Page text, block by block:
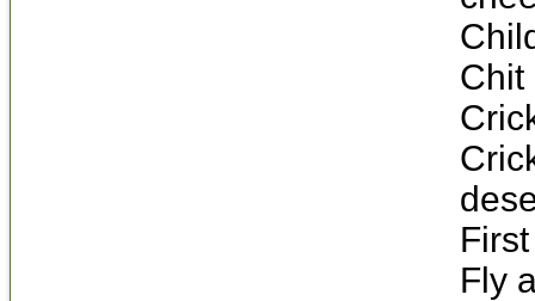
Chit
Fly